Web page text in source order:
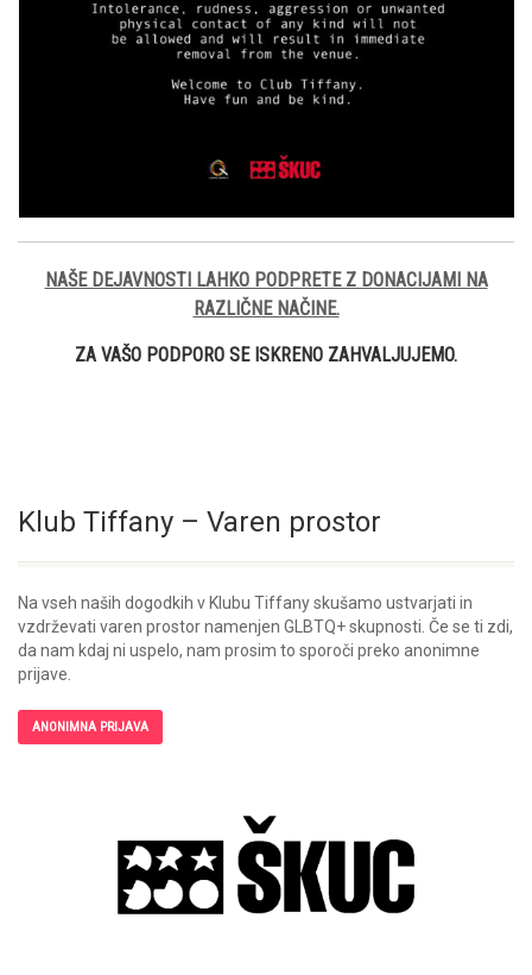
NAŠE DEJAVNOSTI LAHKO PODPRETE Z DONACIJAMI NA
RAZLIČNE NAČINE.
ZA VAŠO PODPORO SE ISKRENO ZAHVALJUJEMO.
Klub Tiffany – Varen prostor
Na vseh naših dogodkih v Klubu Tiffany skušamo ustvarjati in
vzdrževati varen prostor namenjen GLBTQ+ skupnosti. Če se ti zdi,
da nam kdaj ni uspelo, nam prosim to sporoči preko anonimne
prijave.
ANONIMNA PRIJAVA